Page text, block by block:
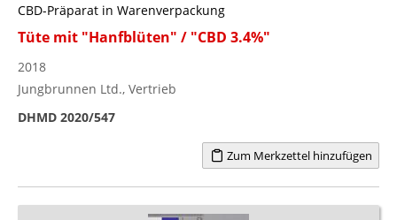
CBD-Präparat in Warenverpackung
Tüte mit "Hanfblüten" / "CBD 3.4%"
2018
Jungbrunnen Ltd., Vertrieb
DHMD 2020/547
Zum Merkzettel hinzufügen